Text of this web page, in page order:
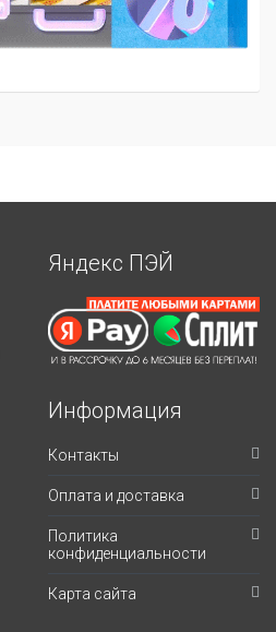
Яндекс ПЭЙ
Информация
Контакты
Оплата и доставка
Политика
конфиденциальности
Карта сайта